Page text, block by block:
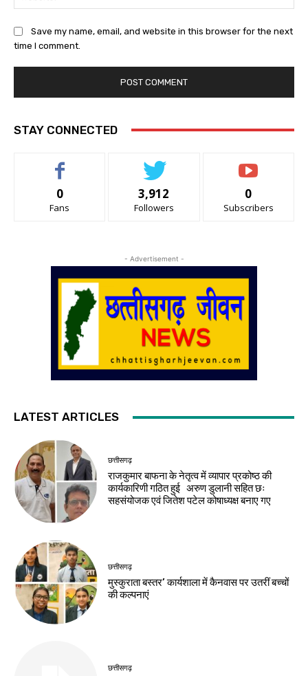
Save my name, email, and website in this browser for the next
time I comment.
STAY CONNECTED
0
Fans
3,912
Followers
0
Subscribers
- Advertisement -
LATEST ARTICLES
छत्तीसगढ़
राजकुमार बाफना के नेतृत्व में व्यापार प्रकोष्ठ की
कार्यकारिणी गठित हुई अरुण डुलानी सहित छः
सहसंयोजक एवं जितेश पटेल कोषाध्यक्ष बनाए गए
छत्तीसगढ़
मुस्कुराता बस्तर’ कार्यशाला में कैनवास पर उतरीं बच्चों
की कल्पनाएं
छत्तीसगढ़